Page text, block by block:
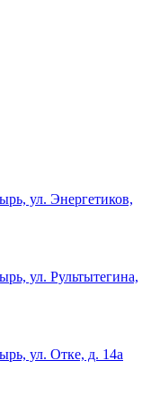
ул. Энергетиков,
ул. Рультытегина,
ул. Отке, д. 14а